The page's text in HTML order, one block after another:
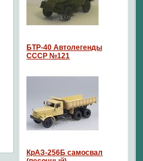
БТР-40 Автолегенды
СССР №121
КрАЗ-256Б самосвал